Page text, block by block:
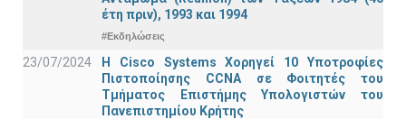
έτη πριν), 1993 και 1994
#Εκδηλώσεις
23/07/2024
Η Cisco Systems Χορηγεί 10 Υποτροφίες
Πιστοποίησης CCNA σε Φοιτητές του
Τμήματος Επιστήμης Υπολογιστών του
Πανεπιστημίου Κρήτης